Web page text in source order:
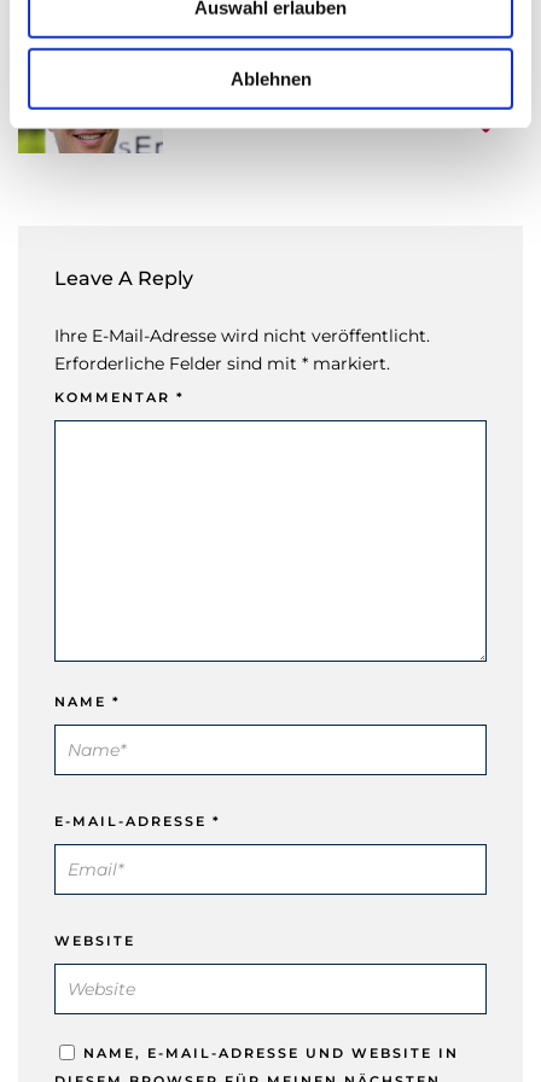
l
Auswahl erlauben
Ablehnen
READ NEXT
Mag. Martin Watzka, CIIA
Leave A Reply
Ihre E-Mail-Adresse wird nicht veröffentlicht.
Erforderliche Felder sind mit * markiert.
KOMMENTAR *
NAME *
E-MAIL-ADRESSE *
WEBSITE
NAME, E-MAIL-ADRESSE UND WEBSITE IN